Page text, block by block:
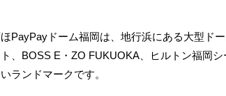
PayPayドーム福岡は、地行浜にある大型ド
、BOSS E・ZO FUKUOKA、ヒルトン福岡
ランドマークです。